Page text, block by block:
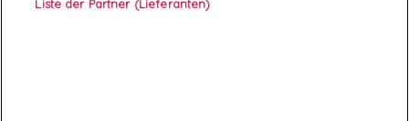
Liste der Partner (Lieferanten)